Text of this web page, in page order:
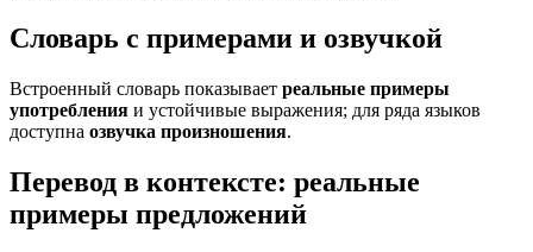
Словарь с примерами и озвучкой
Встроенный словарь показывает реальные примеры
употребления и устойчивые выражения; для ряда языков
доступна озвучка произношения.
Перевод в контексте: реальные
примеры предложений